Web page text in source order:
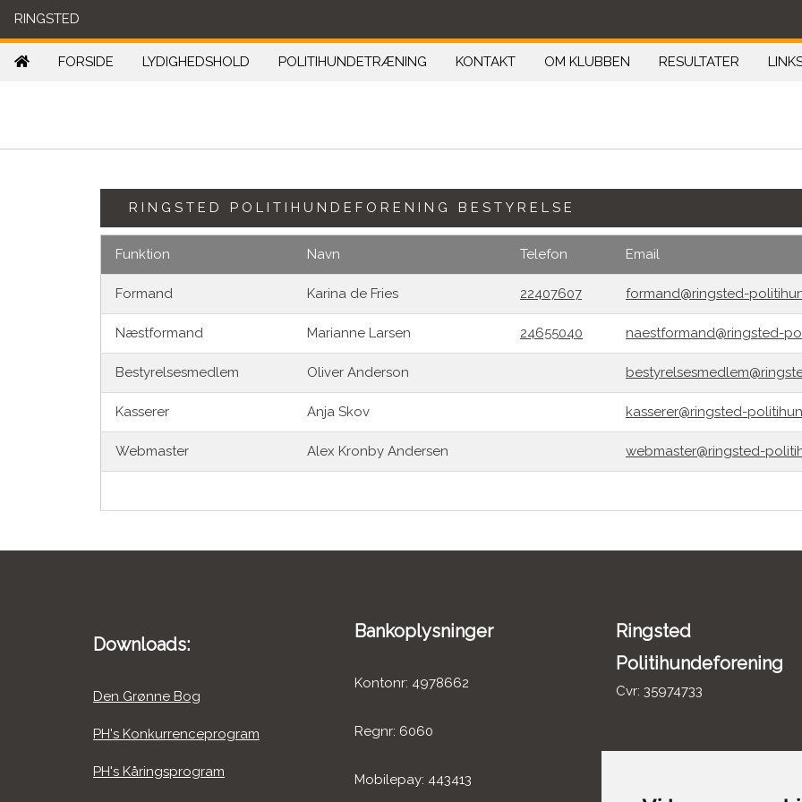
RINGSTED
FORSIDE LYDIGHEDSHOLD POLITIHUNDETRÆNING KONTAKT OM KLUBBEN RESULTATER
RINGSTED POLITIHUNDEFORENING BESTYRELSE
Funktion Navn Telefon Email
Formand Karina de Fries 22407607 formand@ringsted-
Næstformand Marianne Larsen 24655040 naestformand@ringsted-
Bestyrelsesmedlem Oliver Anderson
Kasserer Anja Skov kasserer@ringsted-
Webmaster Alex Kronby Andersen webmaster@ringsted-
Downloads:
Den Grønne Bog
PH's Konkurrenceprogram
PH's Kåringsprogram
Bankoplysninger
Kontonr: 4978662
Regnr: 6060
Mobilepay: 443413
Ringsted
Politihundeforening
Cvr: 35974733